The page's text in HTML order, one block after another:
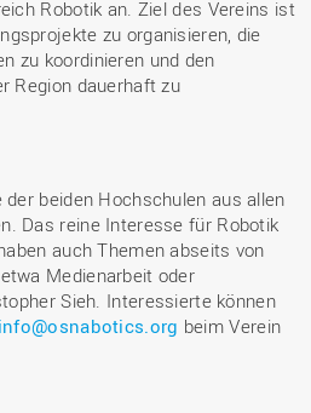
Robotik an. Ziel des Vereins ist
zu organisieren, die
zu koordinieren und den
Region dauerhaft zu
beiden Hochschulen aus allen
Das reine Interesse für Robotik
auch Themen abseits von
Medienarbeit oder
Sieh. Interessierte können
info@osnabotics.org beim Verein